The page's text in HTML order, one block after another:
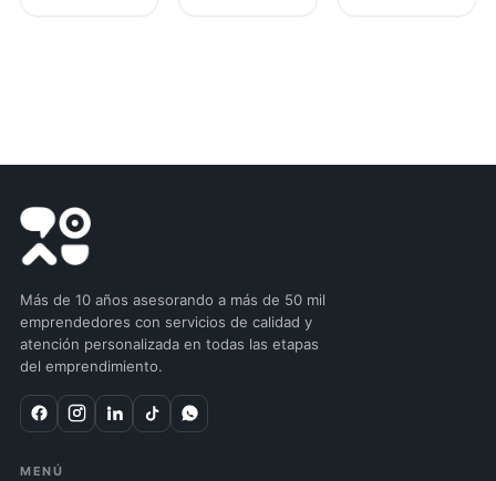
Más de 10 años asesorando a más de 50 mil
emprendedores con servicios de calidad y
atención personalizada en todas las etapas
del emprendimiento.
MENÚ